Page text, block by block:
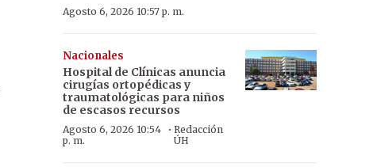
Agosto 6, 2026 10:57 p. m.
Nacionales
Hospital de Clínicas anuncia
cirugías ortopédicas y
traumatológicas para niños
de escasos recursos
Agosto 6, 2026 10:54
p. m.
· Redacción
ÚH